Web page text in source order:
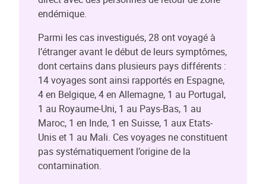
endémique.
Parmi les cas investigués, 28 ont voyagé à
l’étranger avant le début de leurs symptômes,
dont certains dans plusieurs pays différents :
14 voyages sont ainsi rapportés en Espagne,
4 en Belgique, 4 en Allemagne, 1 au Portugal,
1 au Royaume-Uni, 1 au Pays-Bas, 1 au
Maroc, 1 en Inde, 1 en Suisse, 1 aux Etats-
Unis et 1 au Mali. Ces voyages ne constituent
pas systématiquement l’origine de la
contamination.